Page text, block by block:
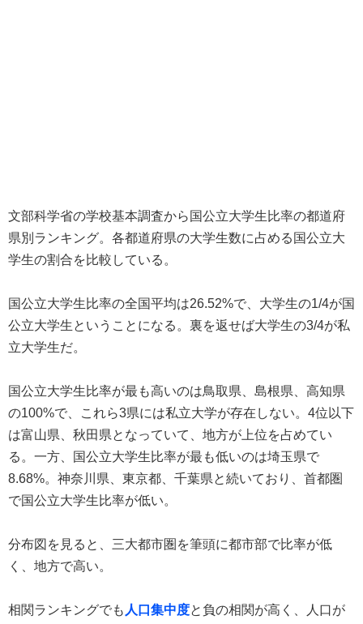
文部科学省の学校基本調査から国公立大学生比率の都道府
県別ランキング。各都道府県の大学生数に占める国公立大
学生の割合を比較している。
国公立大学生比率の全国平均は26.52%で、大学生の1/4が国
公立大学生ということになる。裏を返せば大学生の3/4が私
立大学生だ。
国公立大学生比率が最も高いのは鳥取県、島根県、高知県
の100%で、これら3県には私立大学が存在しない。4位以下
は富山県、秋田県となっていて、地方が上位を占めてい
る。一方、国公立大学生比率が最も低いのは埼玉県で
8.68%。神奈川県、東京都、千葉県と続いており、首都圏
で国公立大学生比率が低い。
分布図を見ると、三大都市圏を筆頭に都市部で比率が低
く、地方で高い。
相関ランキングでも 人口集中度と負の相関が高く、人口が